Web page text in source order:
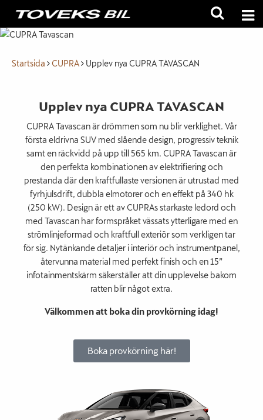
Startsida CUPRA Upplev nya CUPRA TAVASCAN
Upplev nya CUPRA TAVASCAN
CUPRA Tavascan är drömmen som nu blir verklighet. Vår
första eldrivna SUV med slående design, progressiv teknik
samt en räckvidd på upp till 565 km. CUPRA Tavascan är
den perfekta kombinationen av elektrifiering och
prestanda där den kraftfullaste versionen är utrustad med
fyrhjulsdrift, dubbla elmotorer och en effekt på 340 hk
(250 kW). Design är ett av CUPRAs starkaste ledord och
med Tavascan har formspråket vässats ytterligare med en
strömlinjeformad och kraftfull exteriör som verkligen tar
för sig. Nytänkande detaljer i interiör och instrumentpanel,
återvunna material med perfekt finish och en 15”
infotainmentskärm säkerställer att din upplevelse bakom
ratten blir något extra.
Välkommen att boka din provkörning idag!
Boka provkörning här!